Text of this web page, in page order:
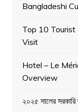
Bangladeshi
Top 10 Tourist
Visit
Hotel – Le
Overview
২০২৫ সালের সরকারি